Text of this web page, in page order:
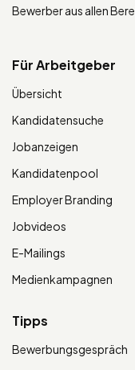
Bewerber aus allen
Für Arbeitgeber
Übersicht
Kandidatensuche
Jobanzeigen
Kandidatenpool
Employer Branding
Jobvideos
E-Mailings
Medienkampagnen
Tipps
Bewerbungsgespräch